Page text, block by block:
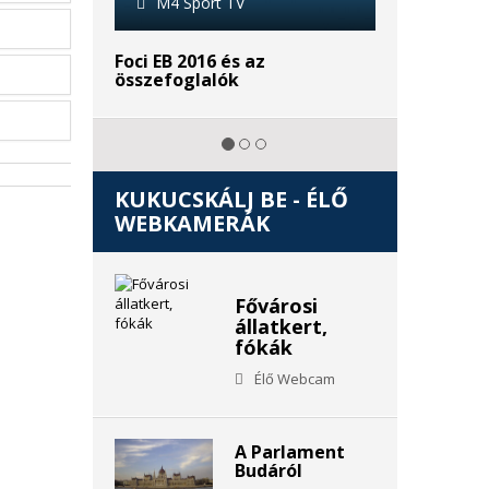
Foci EB 2016 és az
összefoglalók
KUKUCSKÁLJ BE - ÉLŐ
WEBKAMERÁK
Fővárosi
állatkert,
fókák
Élő Webcam
A Parlament
Budáról